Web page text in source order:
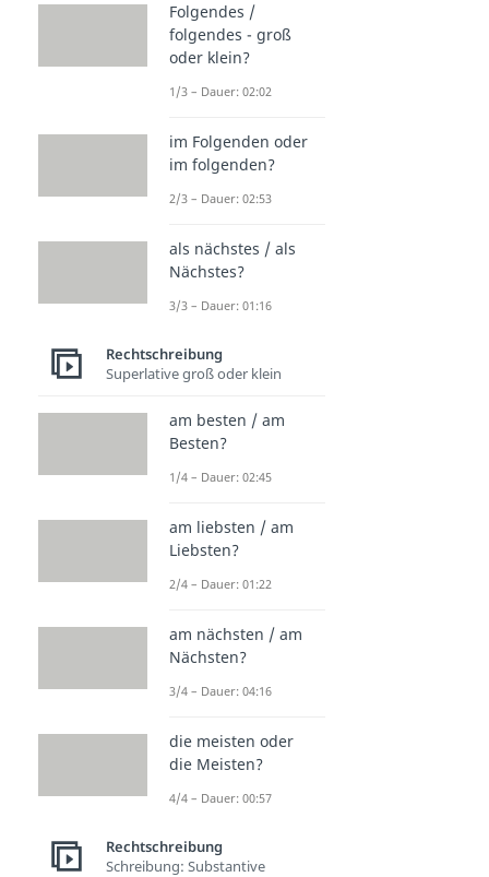
Folgendes /
folgendes - groß
oder klein?
1/3 – Dauer: 02:02
im Folgenden oder
im folgenden?
2/3 – Dauer: 02:53
als nächstes / als
Nächstes?
3/3 – Dauer: 01:16
Rechtschreibung
Superlative groß oder klein
am besten / am
Besten?
1/4 – Dauer: 02:45
am liebsten / am
Liebsten?
2/4 – Dauer: 01:22
am nächsten / am
Nächsten?
3/4 – Dauer: 04:16
die meisten oder
die Meisten?
4/4 – Dauer: 00:57
Rechtschreibung
Schreibung: Substantive